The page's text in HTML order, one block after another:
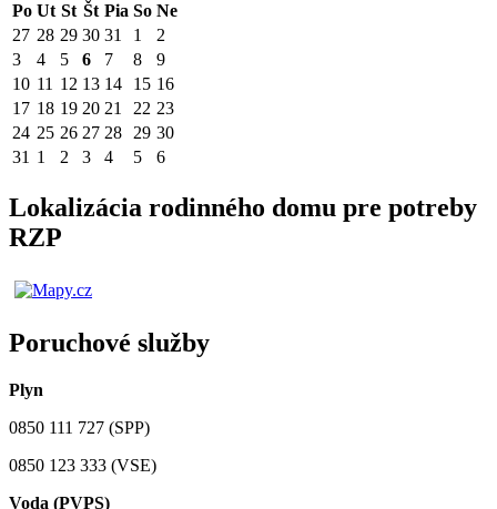
Po Ut St Št Pia So Ne
27 28 29 30 31 1
2
3
4 5 6 7 8
9
10 11 12 13 14 15 16
17 18 19 20 21 22 23
24 25 26 27 28 29 30
31 1 2 3 4 5 6
Lokalizácia rodinného domu pre potreby
RZP
Poruchové služby
Plyn
0850 111 727 (SPP)
0850 123 333 (VSE)
Voda (PVPS)